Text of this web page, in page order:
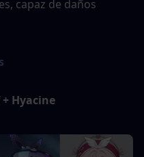
capaz de daños
Hyacine